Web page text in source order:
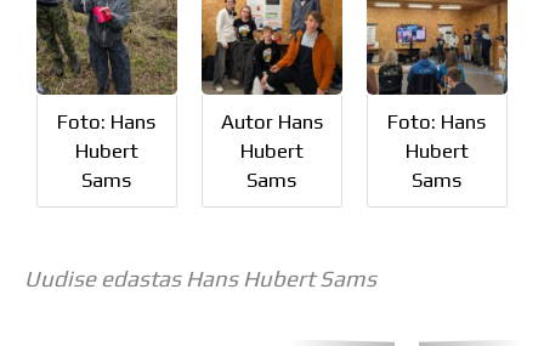
Foto: Hans
Hubert
Sams
Autor Hans
Hubert
Sams
Foto: Hans
Hubert
Sams
Uudise edastas Hans Hubert Sams